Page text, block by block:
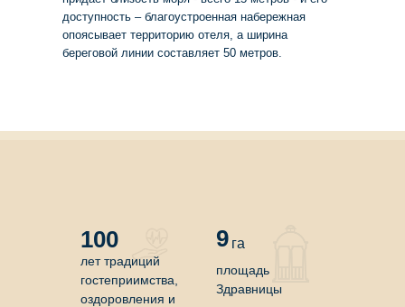
доступность – благоустроенная набережная
опоясывает территорию отеля, а ширина
береговой линии составляет 50 метров.
9 га
площадь
Здравницы
100
лет традиций
гостеприимства,
оздоровления и